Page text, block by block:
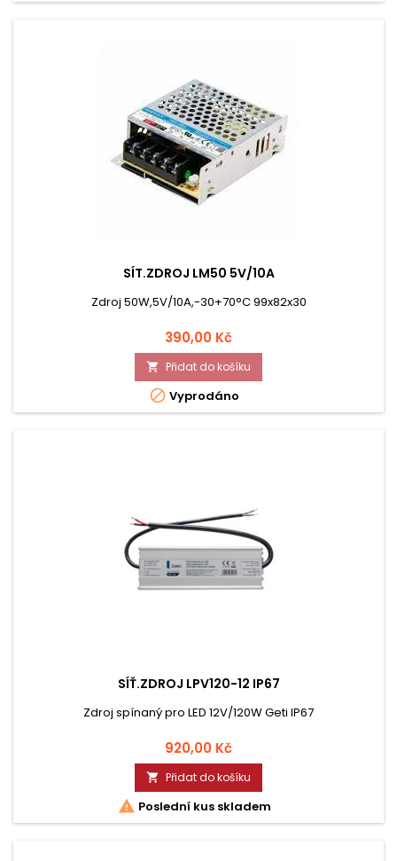
SÍT.ZDROJ LM50 5V/10A
Zdroj 50W,5V/10A,-30+70°C 99x82x30
Cena
390,00 Kč
 Přidat do košíku
 Vyprodáno
SÍŤ.ZDROJ LPV120-12 IP67
Zdroj spínaný pro LED 12V/120W Geti IP67
Cena
920,00 Kč
 Přidat do košíku
 Poslední kus skladem